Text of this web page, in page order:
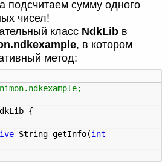
подсчитаем сумму одного
чисел!
класс NdkLib в
, в котором
метод:
;
{
String getInfo(int